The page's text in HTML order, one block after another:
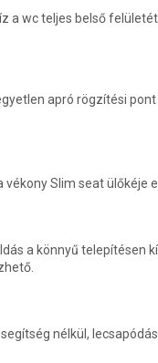
a wc teljes belső
apró rögzítési
Slim seat ülőkéje
a könnyű
nélkül,